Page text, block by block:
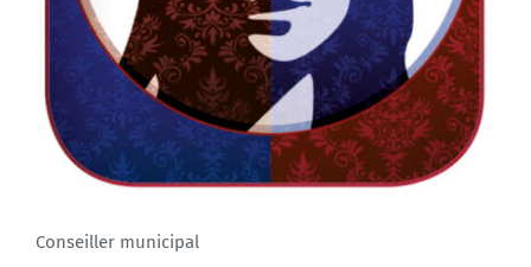
Conseiller municipal